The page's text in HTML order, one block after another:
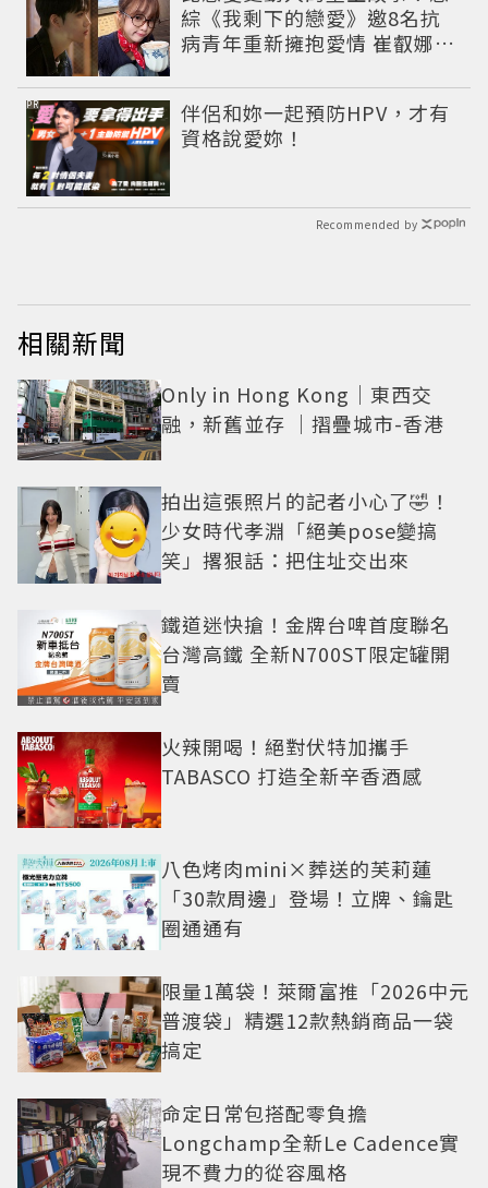
綜《我剩下的戀愛》邀8名抗
病青年重新擁抱愛情 崔叡娜淚
伴侶和妳一起預防HPV，才有
資格說愛妳！
PR
Recommended by
相關新聞
Only in Hong Kong｜東西交
融，新舊並存 ｜摺疊城市-香港
拍出這張照片的記者小心了🤣！
少女時代孝淵「絕美pose變搞
笑」撂狠話：把住址交出來
鐵道迷快搶！金牌台啤首度聯名
台灣高鐵 全新N700ST限定罐開
賣
火辣開喝！絕對伏特加攜手
TABASCO 打造全新辛香酒感
八色烤肉mini×葬送的芙莉蓮
「30款周邊」登場！立牌、鑰匙
圈通通有
限量1萬袋！萊爾富推「2026中元
普渡袋」精選12款熱銷商品一袋
搞定
命定日常包搭配零負擔
Longchamp全新Le Cadence實
現不費力的從容風格